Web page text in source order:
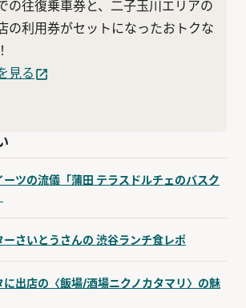
の往復乗車券と、二子玉川エリアの
の利用券がセットになったおトクな
見る
ツの流儀「蒲田 テラスドルチェのバスク
ーさいとうさんの 渋谷ランチ食レポ
に出店の〈飯場/酒場ニクノカタマリ〉の魅